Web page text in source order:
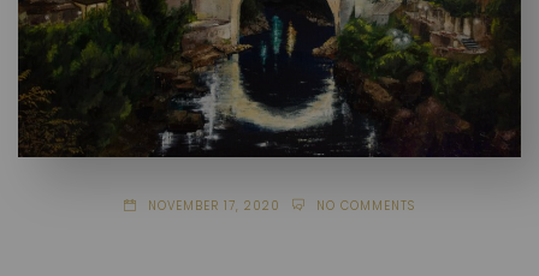
NOVEMBER 17, 2020 NO COMMENTS